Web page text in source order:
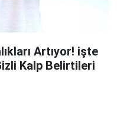
Artıyor! işte
Kalp Belirtileri